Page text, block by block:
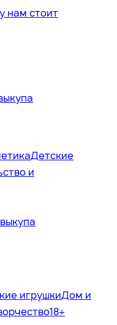
нам стоит
Детские
и
игрушкиДом и
18+